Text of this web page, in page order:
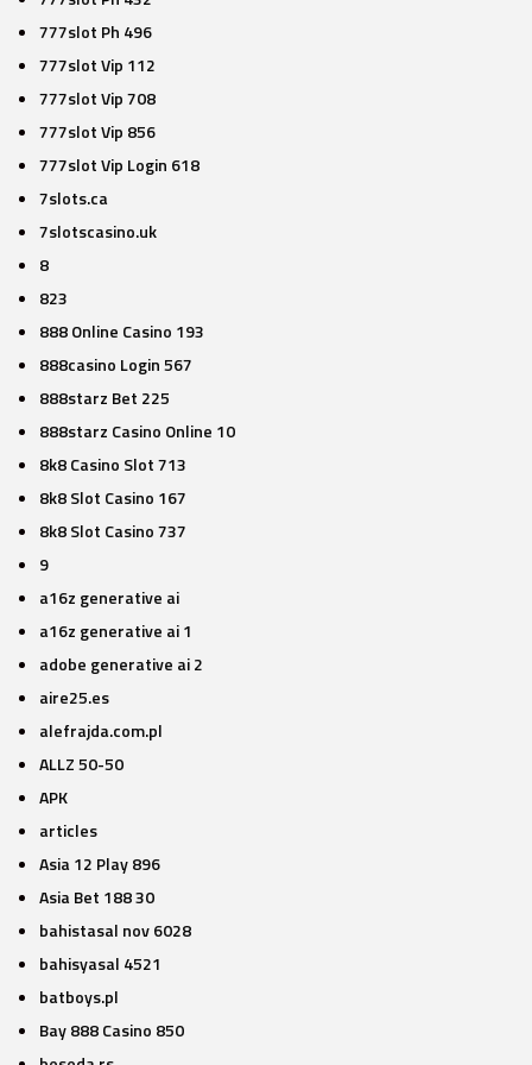
777slot Ph 496
777slot Vip 112
777slot Vip 708
777slot Vip 856
777slot Vip Login 618
7slots.ca
7slotscasino.uk
8
823
888 Online Casino 193
888casino Login 567
888starz Bet 225
888starz Casino Online 10
8k8 Casino Slot 713
8k8 Slot Casino 167
8k8 Slot Casino 737
9
a16z generative ai
a16z generative ai 1
adobe generative ai 2
aire25.es
alefrajda.com.pl
ALLZ 50-50
APK
articles
Asia 12 Play 896
Asia Bet 188 30
bahistasal nov 6028
bahisyasal 4521
batboys.pl
Bay 888 Casino 850